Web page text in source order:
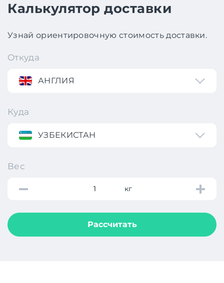
Калькулятор доставки
Узнай ориентировочную стоимость доставки.
Откуда
АНГЛИЯ
Куда
УЗБЕКИСТАН
Вес
кг
Рассчитать